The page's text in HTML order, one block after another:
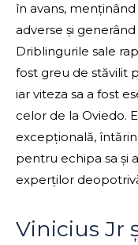
în avans,
adverse și
Driblingurile sale
fost greu de stăvilit
iar viteza sa a fost
celor de la Oviedo.
excepțională,
pentru echipa sa și
experților
Vinicius Jr